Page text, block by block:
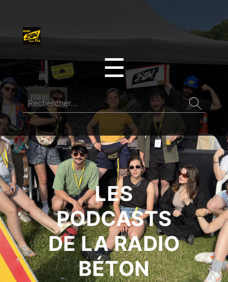
☰
LES
PODCASTS
DE LA RADIO
BÉTON